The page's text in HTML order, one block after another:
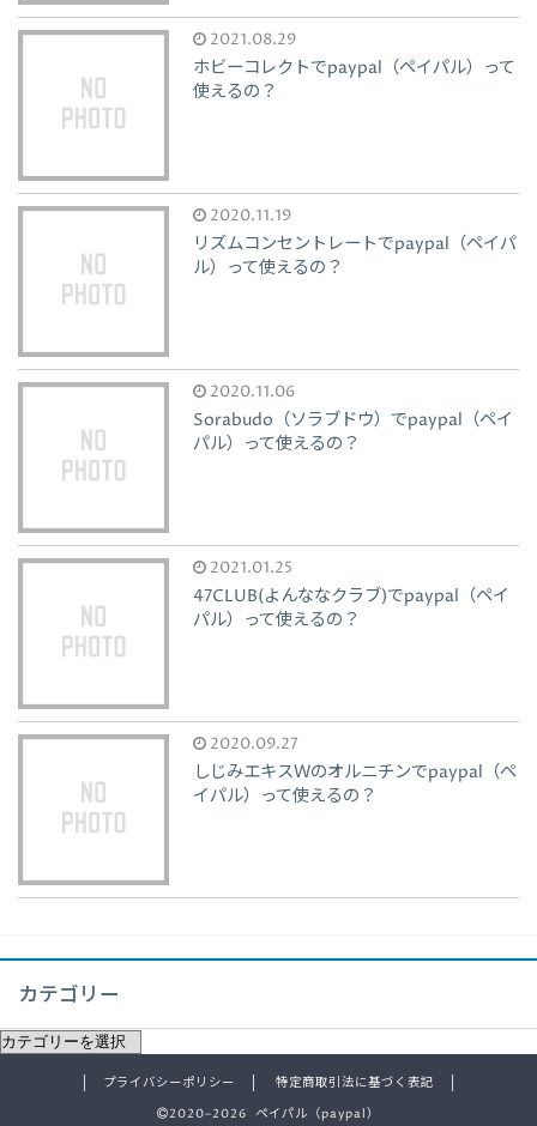
2021.08.29
ホビーコレクトでpaypal（ペイパル）って
使えるの？
2020.11.19
リズムコンセントレートでpaypal（ペイパ
ル）って使えるの？
2020.11.06
Sorabudo（ソラブドウ）でpaypal（ペイ
パル）って使えるの？
2021.01.25
47CLUB(よんななクラブ)でpaypal（ペイ
パル）って使えるの？
2020.09.27
しじみエキスＷのオルニチンでpaypal（ペ
イパル）って使えるの？
カテゴリー
プライバシーポリシー
特定商取引法に基づく表記
2020–2026 ペイパル（paypal）